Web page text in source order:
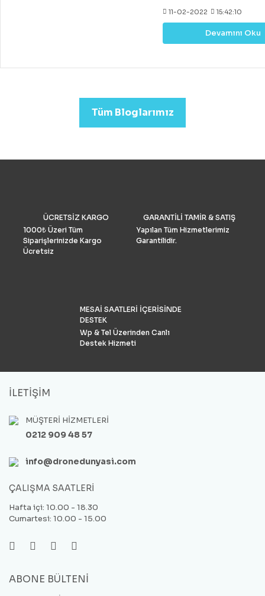
drone, DJI tarafından
diğer markalar tarafından
değerli rakipler de vardır.
drone almak mümkündür.
emlak)sektörleri için
Drone Fiyatları oldukça
grubu Drone Industry
tarafından FAA drone
numaralarının analizine
Devamını Oku
11-02-2022 15:42:10
Tüm Bloglarımız
ÜCRETSİZ KARGO
1000₺ Üzeri Tüm
Siparişlerinizde Kargo
Ücretsiz
GARANTİLİ TAMİR & SATIŞ
Yapılan Tüm Hizmetlerimiz
Garantilidir.
MESAİ SAATLERİ İÇERİSİNDE
DESTEK
Wp & Tel Üzerinden Canlı
Destek Hizmeti
İLETİŞİM
MÜŞTERİ HİZMETLERİ
0212 909 48 57
info@dronedunyasi.com
ÇALIŞMA SAATLERİ
Hafta içi: 10.00 - 18.30
Cumartesi: 10.00 - 15.00
ABONE BÜLTENİ